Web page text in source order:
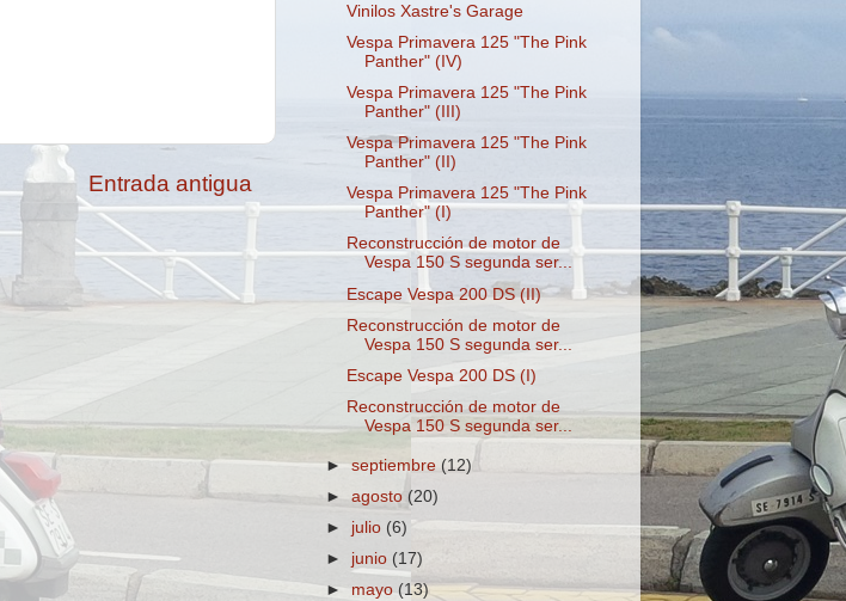
Entrada antigua
Vinilos Xastre's Garage
Vespa Primavera 125 "The Pink
Panther" (IV)
Vespa Primavera 125 "The Pink
Panther" (III)
Vespa Primavera 125 "The Pink
Panther" (II)
Vespa Primavera 125 "The Pink
Panther" (I)
Reconstrucción de motor de
Vespa 150 S segunda ser...
Escape Vespa 200 DS (II)
Reconstrucción de motor de
Vespa 150 S segunda ser...
Escape Vespa 200 DS (I)
Reconstrucción de motor de
Vespa 150 S segunda ser...
►septiembre (12)
►agosto(20)
► julio (6)
► junio (17)
► mayo(13)